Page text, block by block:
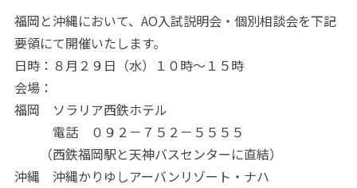
福岡と沖縄において、AO入試説明会・個別相談会を下記
要領にて開催いたします。
日時：８月２９日（水）１０時～１５時
会場：
福岡 ソラリア西鉄ホテル
電話 ０９２－７５２－５５５５
（西鉄福岡駅と天神バスセンターに直結）
沖縄 沖縄かりゆしアーバンリゾート・ナハ